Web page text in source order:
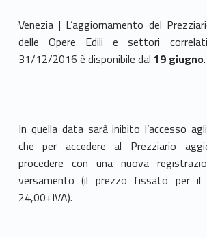
Venezia | L’aggiornamento del
delle Opere Edili e settori
31/12/2016 è disponibile dal 19 giugno.
In quella data sarà inibito l’accesso
che per accedere al Prezziario
procedere con una nuova
versamento (il prezzo fissato per
24,00+IVA).